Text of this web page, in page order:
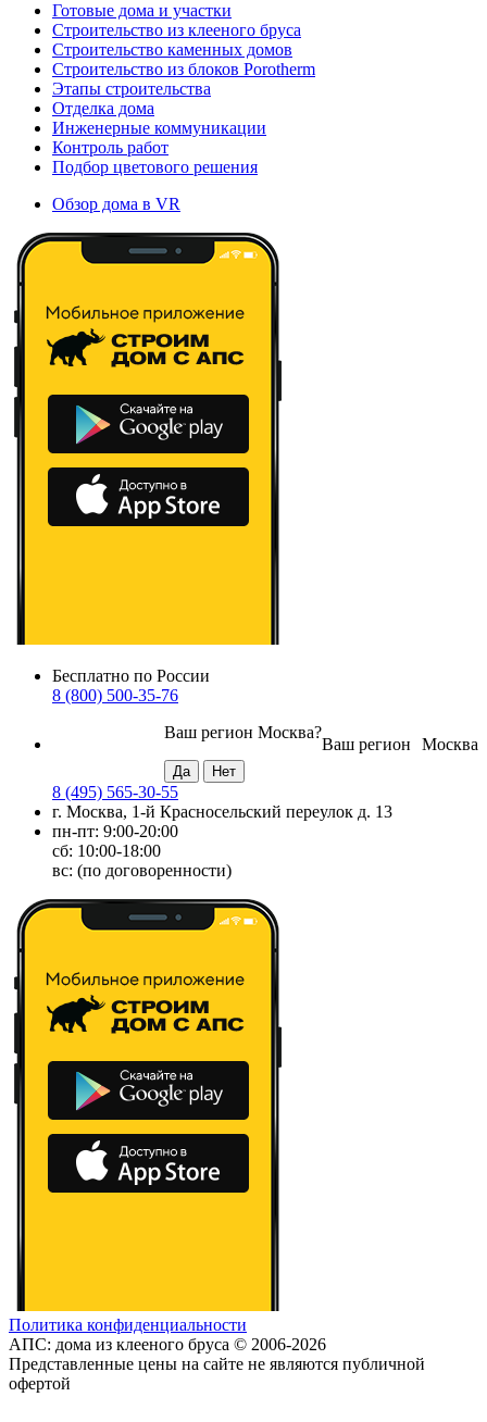
Готовые дома и участки
Строительство из клееного бруса
Строительство каменных домов
Строительство из блоков Porotherm
Этапы строительства
Отделка дома
Инженерные коммуникации
Контроль работ
Подбор цветового решения
Обзор дома в VR
Бесплатно по России
8 (800) 500-35-76
Москва
Ваш регион
Ваш регион Москва?
8 (495) 565-30-55
г. Москва, 1-й Красносельский переулок д. 13
пн-пт: 9:00-20:00
сб: 10:00-18:00
вс: (по договоренности)
Политика конфиденциальности
АПС: дома из клееного бруса © 2006-2026
Представленные цены на сайте не являются публичной
офертой